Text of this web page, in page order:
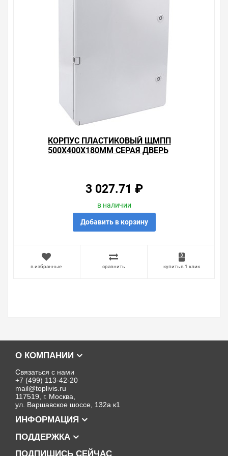
посоветовать, рассказать подробно о товарах из
наиболее удобен. С удовольствием ответим на все
КОРПУС ПЛАСТИКОВЫЙ ЩМПП
500Х400Х180ММ СЕРАЯ ДВЕРЬ
3 027.71 ₽
в наличии
Добавить в корзину
в избранные сравнить купить в 1 клик
О КОМПАНИИ
Связаться с нами
+7 (499) 113-42-20
mail@toplivis.ru
117519, г. Москва,
ул. Варшавское шоссе, 132а к1
ИНФОРМАЦИЯ
ПОДДЕРЖКА
ПОДПИШИСЬ СЕЙЧАС